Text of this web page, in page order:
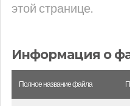
этой странице.
Информация о
Полное название файла